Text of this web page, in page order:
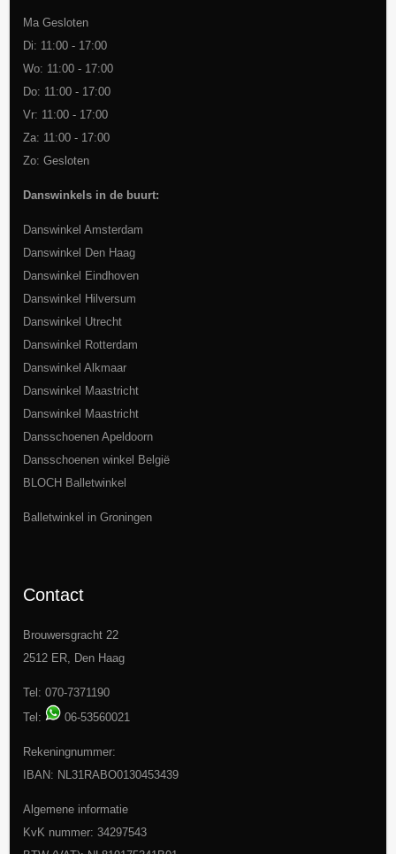
Ma Gesloten
Di: 11:00 - 17:00
Wo: 11:00 - 17:00
Do: 11:00 - 17:00
Vr: 11:00 - 17:00
Za: 11:00 - 17:00
Zo: Gesloten
Danswinkels in de buurt:
Danswinkel Amsterdam
Danswinkel Den Haag
Danswinkel Eindhoven
Danswinkel Hilversum
Danswinkel Utrecht
Danswinkel Rotterdam
Danswinkel Alkmaar
Danswinkel Maastricht
Danswinkel Maastricht
Dansschoenen Apeldoorn
Dansschoenen winkel België
BLOCH Balletwinkel
Balletwinkel in Groningen
Contact
Brouwersgracht 22
2512 ER, Den Haag
Tel: 070-7371190
Tel:
06-53560021
Rekeningnummer:
IBAN: NL31RABO0130453439
Algemene informatie
KvK nummer: 34297543